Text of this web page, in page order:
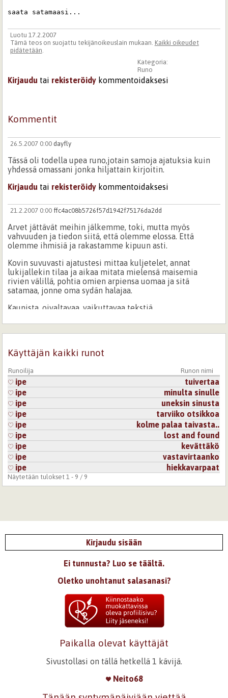
saata satamaasi...
Luotu 17.2.2007
Tämä teos on suojattu tekijänoikeuslain mukaan. Kaikki oikeudet
pidätetään
Kategoria:
Runo
Kirjaudu tai rekisteröidy kommentoidaksesi
Kommentit
26.5.2007 0:00 dayfly
Tässä oli todella upea runo,jotain samoja ajatuksia kuin
yhdessä omassani jonka hiljattain kirjoitin.
Kirjaudu tai rekisteröidy kommentoidaksesi
21.2.2007 0:00 ffc4ac08b5726f57d1942f75176da2dd
Arvet jättävät meihin jälkemme, toki, mutta myös
vahvuuden ja tiedon siitä, että olemme elossa. Että
olemme ihmisiä ja rakastamme kipuun asti.
Kovin suvuvasti ajatustesi mittaa kuljetelet, annat
lukijallekin tilaa ja aikaa mitata mielensä maisemia
rivien välillä, pohtia omien arpiensa uomaa ja sitä
satamaa, jonne oma sydän halajaa.
Kaunista, oivaltavaa, vaikuttavaa tekstiä.
Kirjaudutairekisteröidykommentoidaksesi
18.2.2007 0:00 Minskukka
lastukin holtiton, vailla värettä tuulen. Pidin paljon.
Kirjaudu
kommentoidaksesi
20.2.2007 0:00 c2d7c567de47da004e95cc4a1bbd804b
hienosti kuvaat elämän merta.....
Kirjaudutairekisteröidykommentoidaksesi
8.4.2007 0:00HiasTimo
Käyttäjän kaikki runot
Runoilija Runon nimi
ipe
tuivertaa
ipe
minulta sinulle
ipe
uneksin sinusta
ipe
tarviiko otsikkoa
ipe
kolme palaa taivasta..
ipe
lost and found
ipe
kevättäkö
ipe
vastavirtaanko
ipe
hiekkavarpaat
Näytetään tulokset 1 - 9 / 9
Kirjaudu sisään
Ei tunnusta? Luo se täältä.
Oletko unohtanut salasanasi?
Paikalla olevat käyttäjät
Sivustollasi on tällä hetkellä 1 kävijä.
Neito68